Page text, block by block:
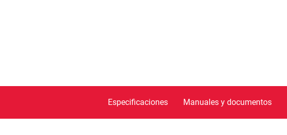
Especificaciones Manuales y documentos